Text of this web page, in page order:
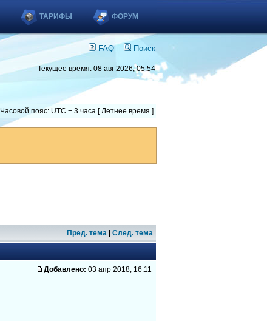
ТАРИФЫ ФОРУМ
FAQ Поиск
Текущее время: 08 авг 2026, 05:54
Часовой пояс: UTC + 3 часа [ Летнее время ]
Пред. тема След. тема
Добавлено: 03 апр 2018, 16:11